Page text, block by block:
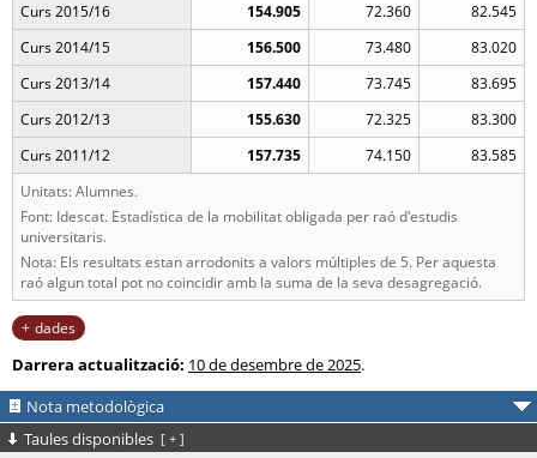
Curs 2015/16
154.905 72.360
82.545
Curs 2014/15
156.500 73.480
83.020
Curs 2013/14
157.440 73.745
83.695
Curs 2012/13
155.630 72.325
83.300
Curs 2011/12
157.735 74.150
83.585
Unitats: Alumnes.
Font: Idescat. Estadística de la mobilitat obligada per raó d'estudis
universitaris.
Nota: Els resultats estan arrodonits a valors múltiples de 5. Per aquesta
raó algun total pot no coincidir amb la suma de la seva desagregació.
dades
Darrera actualització: 10 de desembre de 2025.
Nota metodològica
Taules disponibles [ + ]